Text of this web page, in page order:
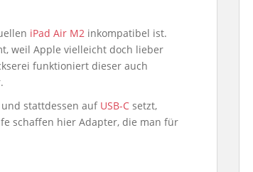
iPad Air M2 inkompatibel ist.
weil Apple vielleicht doch lieber
funktioniert dieser auch
stattdessen auf USB-C setzt,
schaffen hier Adapter, die man für